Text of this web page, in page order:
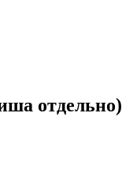
отдельно)